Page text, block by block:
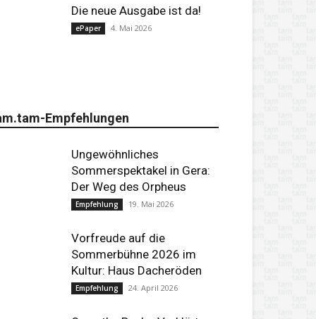
Die neue Ausgabe ist da!
ePaper 4. Mai 2026
Empfehlungen
Ungewöhnliches
Sommerspektakel in Gera:
Der Weg des Orpheus
Empfehlung 19. Mai 2026
Vorfreude auf die
Sommerbühne 2026 im
Kultur: Haus Dacheröden
Empfehlung 24. April 2026